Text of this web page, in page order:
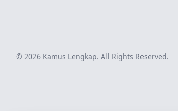
© 2026 Kamus Lengkap. All Rights Reserved.